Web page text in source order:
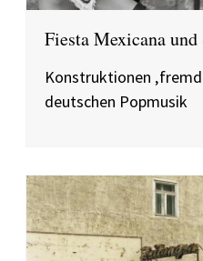
Fiesta Mexicana und
Konstruktionen
deutschen Popmusik